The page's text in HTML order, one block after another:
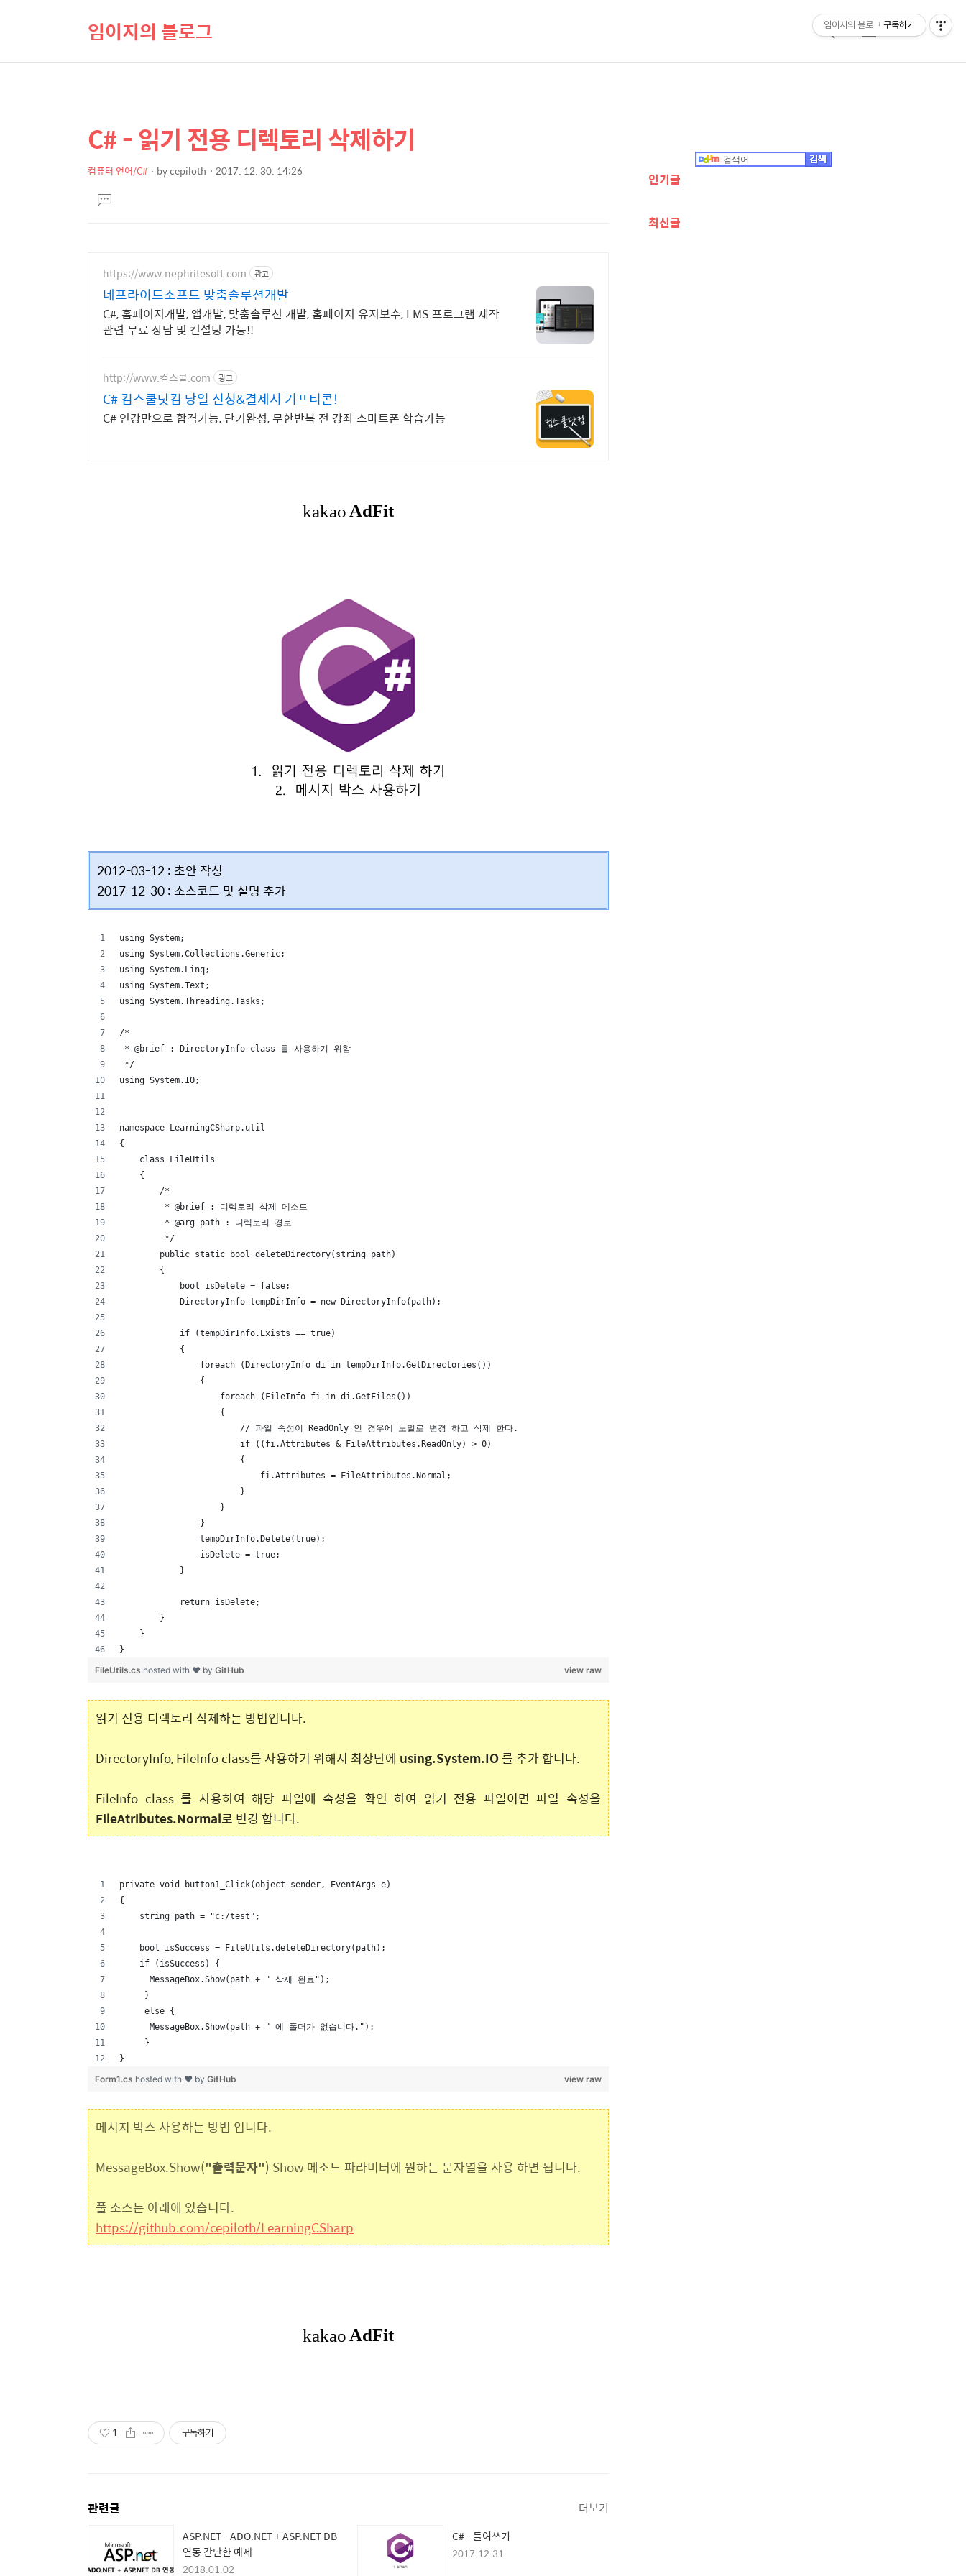
임이지의 블로그
검
메
상
세
컨
텐
본
문
제
C# - 읽기 전용 디렉토리 삭제하기
컴퓨터 언어/C# bycepiloth 2017. 12. 30. 14:26
문댓
글
https://www.nephritesoft.com 광고
네프라이트소프트 맞춤솔루션개발
C#, 홈페이지개발, 앱개발, 맞춤솔루션 개발, 홈페이지 유지보수, LMS 프로그램 제작
관련 무료 상담 및 컨설팅 가능!!
http://www.컴스쿨.com 광고
C# 컴스쿨닷컴 당일 신청&결제시 기프티콘!
C# 인강만으로 합격가능, 단기완성, 무한반복 전 강좌 스마트폰 학습가능
2012-03-12 : 초안 작성
2017-12-30 : 소스코드 및 설명 추가
using System;
using System.Collections.Generic;
using System.Linq;
using System.Text;
using System.Threading.Tasks;
/*
* @brief : DirectoryInfo class 를 사용하기 위함
*/
using System.IO;
namespace LearningCSharp.util
{
    class FileUtils
    {
        /*
         * @brief : 디렉토리 삭제 메소드
         * @arg path : 디렉토리 경로
         */
        public static bool deleteDirectory(string path)
        {
            bool isDelete = false;
            DirectoryInfo tempDirInfo = new DirectoryInfo(path);
            if (tempDirInfo.Exists == true)
            {
                foreach (DirectoryInfo di in tempDirInfo.GetDirectories())
                {
                    foreach (FileInfo fi in di.GetFiles())
                    {
                        // 파일 속성이 ReadOnly 인 경우에 노멀로 변경 하고 삭제 한다.
                        if ((fi.Attributes & FileAttributes.ReadOnly) > 0)
                        {
                            fi.Attributes = FileAttributes.Normal;
                        }
                    }
                }
                tempDirInfo.Delete(true);
                isDelete = true;
            }
            return isDelete;
        }
    }
}
view raw
FileUtils.cs hosted with ❤ by GitHub
읽기 전용 디렉토리 삭제하는 방법입니다.
DirectoryInfo, FileInfo class를 사용하기 위해서 최상단에 using.System.IO를 추가 합니다.
FileInfo class 를 사용하여 해당 파일에 속성을 확인 하여 읽기 전용 파일이면 파일 속성을
FileAtributes.Normal로 변경 합니다.
private void button1_Click(object sender, EventArgs e)
{
    string path = "c:/test";
    bool isSuccess = FileUtils.deleteDirectory(path);
    if (isSuccess) {
      MessageBox.Show(path + " 삭제 완료");
     }
     else {
      MessageBox.Show(path + " 에 폴더가 없습니다.");
     }
}
view raw
Form1.cs hosted with ❤ by GitHub
메시지 박스 사용하는 방법 입니다.
MessageBox.Show("출력문자") Show 메소드 파라미터에 원하는 문자열을 사용 하면 됩니다.
풀 소스는 아래에 있습니다.
https://github.com/cepiloth/LearningCSharp
1 구독하기
관련글 더보기
ASP.NET - ADO.NET + ASP.NET DB
연동 간단한 예제
2018.01.02
C# - 들여쓰기
2017.12.31
정
인기글
최신글
임이지의 블로그 구독하기